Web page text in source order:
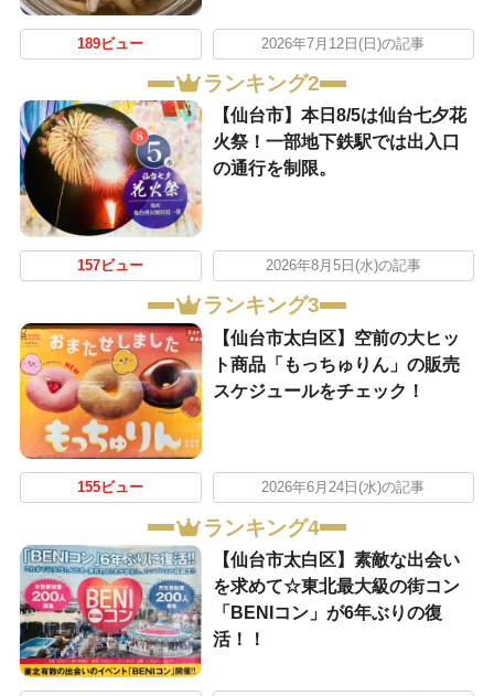
189ビュー 2026年7月12日(日)の記事
ランキング2
【仙台市】本日8/5は仙台七夕花
火祭！一部地下鉄駅では出入口
の通行を制限。
157ビュー 2026年8月5日(水)の記事
ランキング3
【仙台市太白区】空前の大ヒッ
ト商品「もっちゅりん」の販売
スケジュールをチェック！
155ビュー 2026年6月24日(水)の記事
ランキング4
【仙台市太白区】素敵な出会い
を求めて☆東北最大級の街コン
「BENIコン」が6年ぶりの復
活！！